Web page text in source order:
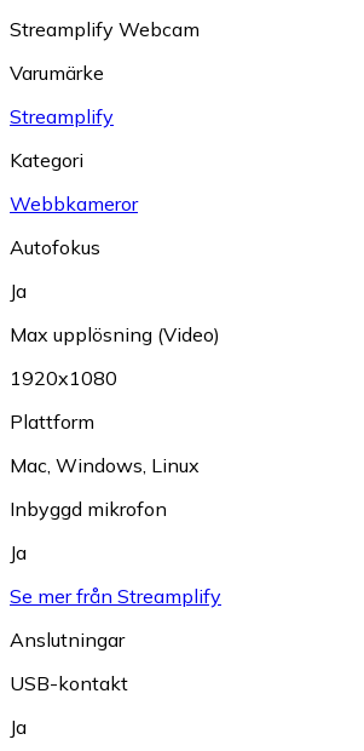
Streamplify Webcam
Varumärke
Streamplify
Kategori
Webbkameror
Autofokus
Ja
Max upplösning (Video)
1920x1080
Plattform
Mac Windows Linux
Inbyggd mikrofon
Ja
Se mer från Streamplify
Anslutningar
USB-kontakt
Ja